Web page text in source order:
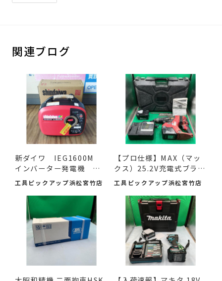
関連ブログ
新ダイワ IEG1600M
インバーター発電機 入
荷し...
工具ピックアップ浜松宮竹店
【プロ仕様】MAX（マッ
クス）25.2V充電式ブラシ
レ...
工具ピックアップ浜松宮竹店